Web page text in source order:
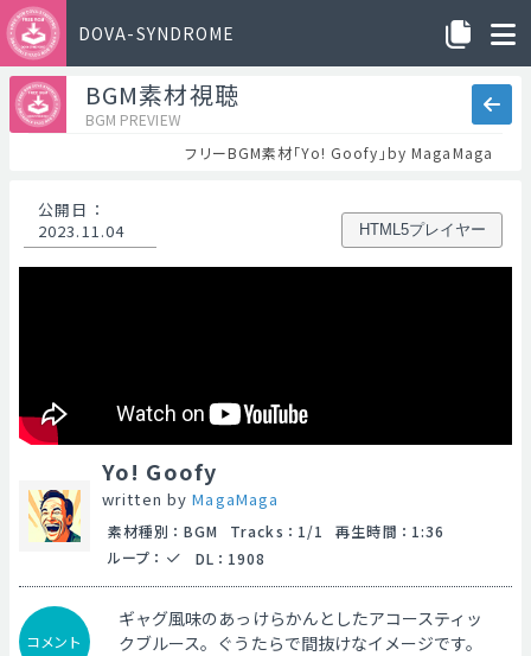
DOVA-SYNDROME
BGM素材視聴
BGM PREVIEW
フリーBGM素材「Yo! Goofy」by MagaMaga
公開日 ：
2023.11.04
HTML5プレイヤー
Yo! Goofy
written byMagaMaga
素材種別 ： BGM Tracks ： 1/1 再生時間 ： 1:36
ループ ： DL ： 1908
コメント
ギャグ風味のあっけらかんとしたアコースティッ
クブルース。ぐうたらで間抜けなイメージです。